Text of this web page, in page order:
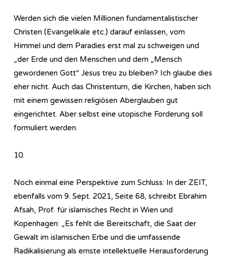
Werden sich die vielen Millionen fundamentalistischer
Christen (Evangelikale etc.) darauf einlassen, vom
Himmel und dem Paradies erst mal zu schweigen und
„der Erde und den Menschen und dem „Mensch
gewordenen Gott“ Jesus treu zu bleiben? Ich glaube dies
eher nicht. Auch das Christentum, die Kirchen, haben sich
mit einem gewissen religiösen Aberglauben gut
eingerichtet. Aber selbst eine utopische Forderung soll
formuliert werden.
10.
Noch einmal eine Perspektive zum Schluss: In der ZEIT,
ebenfalls vom 9. Sept. 2021, Seite 68, schreibt Ebrahim
Afsah, Prof. für islamisches Recht in Wien und
Kopenhagen: „Es fehlt die Bereitschaft, die Saat der
Gewalt im islamischen Erbe und die umfassende
Radikalisierung als ernste intellektuelle Herausforderung